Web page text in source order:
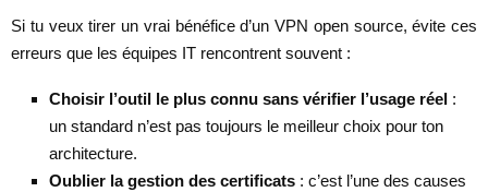
Si tu veux tirer un vrai bénéfice d’un VPN open source, évite ces
erreurs que les équipes IT rencontrent souvent :
Choisir l’outil le plus connu sans vérifier l’usage réel :
un standard n’est pas toujours le meilleur choix pour ton
architecture.
Oublier la gestion des certificats : c’est l’une des causes